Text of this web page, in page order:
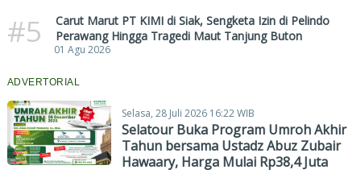
#5
Carut Marut PT KIMI di Siak, Sengketa Izin di Pelindo
Perawang Hingga Tragedi Maut Tanjung Buton
01 Agu 2026
ADVERTORIAL
Selasa, 28 Juli 2026 16:22 WIB
Selatour Buka Program Umroh Akhir
Tahun bersama Ustadz Abuz Zubair
Hawaary, Harga Mulai Rp38,4 Juta